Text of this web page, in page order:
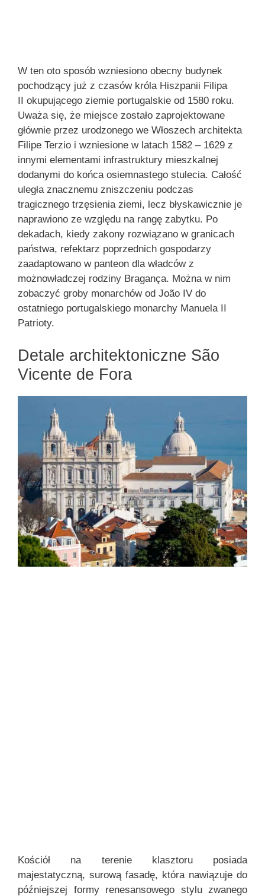
W ten oto sposób wzniesiono obecny budynek
pochodzący już z czasów króla Hiszpanii Filipa
II okupującego ziemie portugalskie od 1580 roku.
Uważa się, że miejsce zostało zaprojektowane
głównie przez urodzonego we Włoszech architekta
Filipe Terzio i wzniesione w latach 1582 – 1629 z
innymi elementami infrastruktury mieszkalnej
dodanymi do końca osiemnastego stulecia. Całość
uległa znacznemu zniszczeniu podczas
tragicznego trzęsienia ziemi, lecz błyskawicznie je
naprawiono ze względu na rangę zabytku. Po
dekadach, kiedy zakony rozwiązano w granicach
państwa, refektarz poprzednich gospodarzy
zaadaptowano w panteon dla władców z
możnowładczej rodziny Bragança. Można w nim
zobaczyć groby monarchów od João IV do
ostatniego portugalskiego monarchy Manuela II
Patrioty.
Detale architektoniczne São
Vicente de Fora
Kościół na terenie klasztoru posiada
majestatyczną, surową fasadę, która nawiązuje do
późniejszej formy renesansowego stylu zwanego